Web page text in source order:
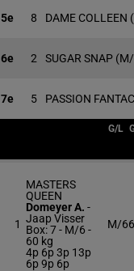
5e 8 DAME COLLEEN
6e 2 SUGAR SNAP
7e 5 PASSION
G/L
1
MASTERS
QUEEN
Domeyer A. -
Jaap Visser
Box: 7 - M/6 -
60 kg
4p 6p 3p 13p
6p 9p 6p
M/6